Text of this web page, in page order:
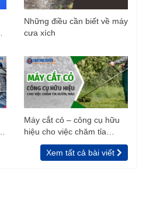
Những điều cần biết về máy
cưa xích
Máy cắt cỏ – công cụ hữu
hiệu cho việc chăm tỉa
vườn, rào
Xem tất cả bài viết